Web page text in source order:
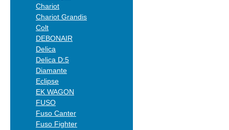
Chariot
Chariot Grandis
Colt
DEBONAIR
Delica
Delica D:5
Diamante
Eclipse
EK WAGON
FUSO
Fuso Canter
Fuso Fighter